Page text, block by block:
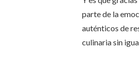
parte de la
auténticos de
culinaria sin